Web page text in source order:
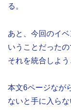
る。
あと、今回のイ
いうことだった
それを統合しよう
本文6ページなが
ないと手に入ら